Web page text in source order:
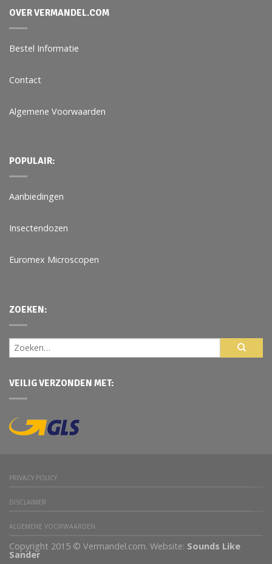
OVER VERMANDEL.COM
Bestel Informatie
Contact
Algemene Voorwaarden
POPULAIR:
Aanbiedingen
Insectendozen
Euromex Microscopen
ZOEKEN:
VEILIG VERZONDEN MET:
PRIVACY POLICY
DISCLAIMER
ALGEMENE VOORWAARDEN
Copyright 2015 © Vermandel.com. Website: Sounds Like
Sander